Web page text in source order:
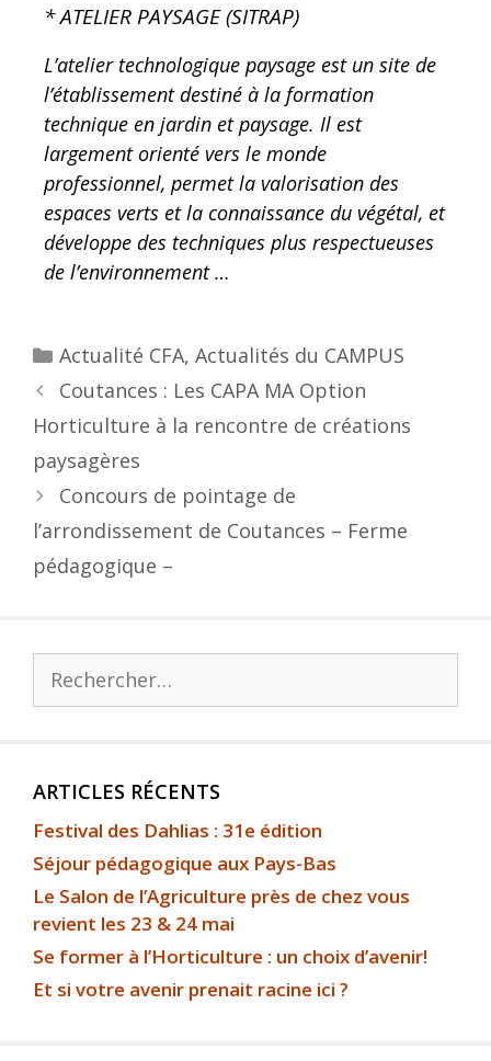
* ATELIER PAYSAGE (SITRAP)
L’atelier technologique paysage est un site de
l’établissement destiné à la formation
technique en jardin et paysage. Il est
largement orienté vers le monde
professionnel, permet la valorisation des
espaces verts et la connaissance du végétal, et
développe des techniques plus respectueuses
de l’environnement …
Actualité CFA, Actualités du CAMPUS
Coutances : Les CAPA MA Option
Horticulture à la rencontre de créations
paysagères
Concours de pointage de
l’arrondissement de Coutances – Ferme
pédagogique –
ARTICLES RÉCENTS
Festival des Dahlias : 31e édition
Séjour pédagogique aux Pays-Bas
Le Salon de l’Agriculture près de chez vous
revient les 23 & 24 mai
Se former à l’Horticulture : un choix d’avenir!
Et si votre avenir prenait racine ici ?